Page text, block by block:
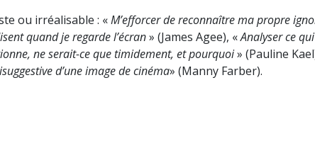
ou irréalisable : «M’efforcer de reconnaître ma propre
quand je regarde l’écran» (James Agee), «Analyser ce
ne serait-ce que timidement, et pourquoi» (Pauline
d’une image de cinéma» (Manny Farber).